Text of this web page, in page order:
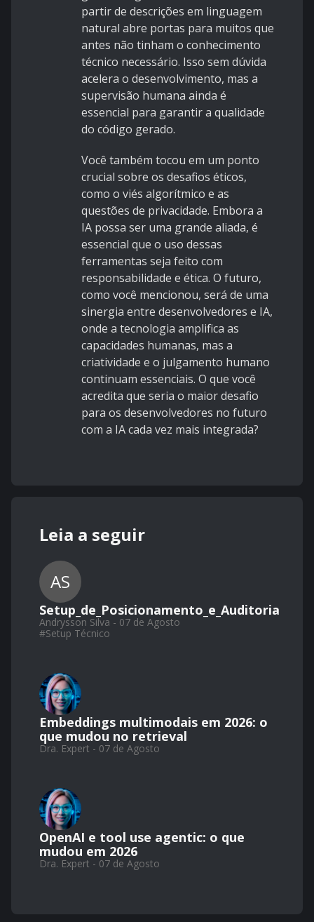
partir de descrições em linguagem
natural abre portas para muitos que
antes não tinham o conhecimento
técnico necessário. Isso sem dúvida
acelera o desenvolvimento, mas a
supervisão humana ainda é
essencial para garantir a qualidade
do código gerado.
Você também tocou em um ponto
crucial sobre os desafios éticos,
como o viés algorítmico e as
questões de privacidade. Embora a
IA possa ser uma grande aliada, é
essencial que o uso dessas
ferramentas seja feito com
responsabilidade e ética. O futuro,
como você mencionou, será de uma
sinergia entre desenvolvedores e IA,
onde a tecnologia amplifica as
capacidades humanas, mas a
criatividade e o julgamento humano
continuam essenciais. O que você
acredita que seria o maior desafio
para os desenvolvedores no futuro
com a IA cada vez mais integrada?
Leia a seguir
AS
Setup_de_Posicionamento_e_Auditoria
Andrysson Silva - 07 de Agosto
#Setup Técnico
Embeddings multimodais em 2026: o
que mudou no retrieval
Dra. Expert - 07 de Agosto
OpenAI e tool use agentic: o que
mudou em 2026
Dra. Expert - 07 de Agosto